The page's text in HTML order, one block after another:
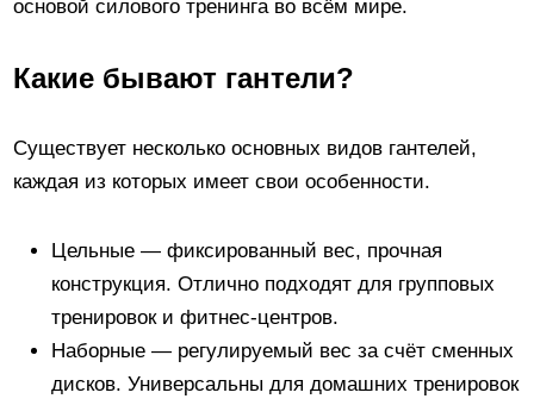
основой силового тренинга во всём мире.
Какие бывают гантели?
Существует несколько основных видов гантелей,
каждая из которых имеет свои особенности.
Цельные — фиксированный вес, прочная
конструкция. Отлично подходят для групповых
тренировок и фитнес-центров.
Наборные — регулируемый вес за счёт сменных
дисков. Универсальны для домашних тренировок